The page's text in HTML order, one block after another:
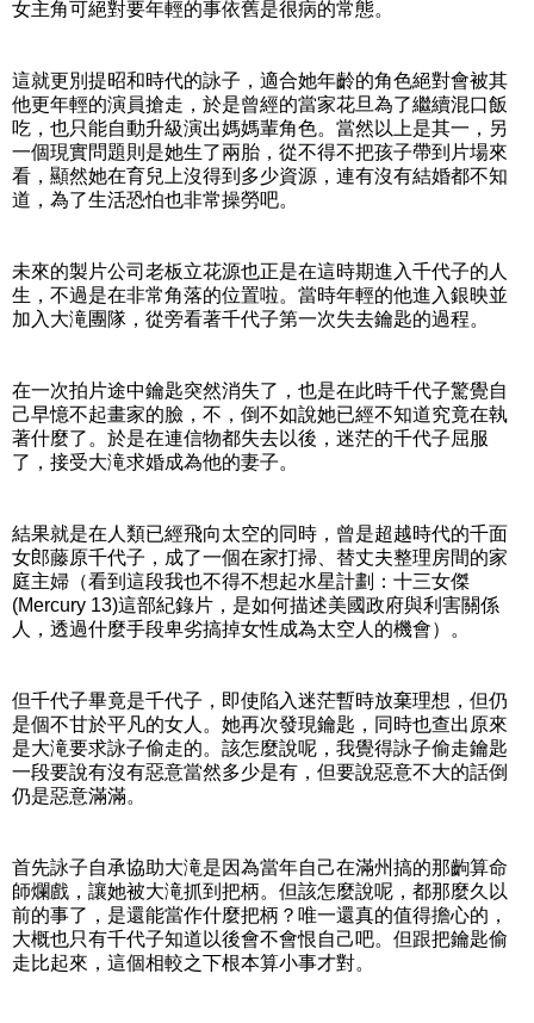
女主角可絕對要年輕的事依舊是很病的常態。
這就更別提昭和時代的詠子，適合她年齡的角色絕對會被其
他更年輕的演員搶走，於是曾經的當家花旦為了繼續混口飯
吃，也只能自動升級演出媽媽輩角色。當然以上是其一，另
一個現實問題則是她生了兩胎，從不得不把孩子帶到片場來
看，顯然她在育兒上沒得到多少資源，連有沒有結婚都不知
道，為了生活恐怕也非常操勞吧。
未來的製片公司老板立花源也正是在這時期進入千代子的人
生，不過是在非常角落的位置啦。當時年輕的他進入銀映並
加入大滝團隊，從旁看著千代子第一次失去鑰匙的過程。
在一次拍片途中鑰匙突然消失了，也是在此時千代子驚覺自
己早憶不起畫家的臉，不，倒不如說她已經不知道究竟在執
著什麼了。於是在連信物都失去以後，迷茫的千代子屈服
了，接受大滝求婚成為他的妻子。
結果就是在人類已經飛向太空的同時，曾是超越時代的千面
女郎藤原千代子，成了一個在家打掃、替丈夫整理房間的家
庭主婦（看到這段我也不得不想起水星計劃：十三女傑
(Mercury 13)這部紀錄片，是如何描述美國政府與利害關係
人，透過什麼手段卑劣搞掉女性成為太空人的機會）。
但千代子畢竟是千代子，即使陷入迷茫暫時放棄理想，但仍
是個不甘於平凡的女人。她再次發現鑰匙，同時也查出原來
是大滝要求詠子偷走的。該怎麼說呢，我覺得詠子偷走鑰匙
一段要說有沒有惡意當然多少是有，但要說惡意不大的話倒
仍是惡意滿滿。
首先詠子自承協助大滝是因為當年自己在滿州搞的那齣算命
師爛戲，讓她被大滝抓到把柄。但該怎麼說呢，都那麼久以
前的事了，是還能當作什麼把柄？唯一還真的值得擔心的，
大概也只有千代子知道以後會不會恨自己吧。但跟把鑰匙偷
走比起來，這個相較之下根本算小事才對。